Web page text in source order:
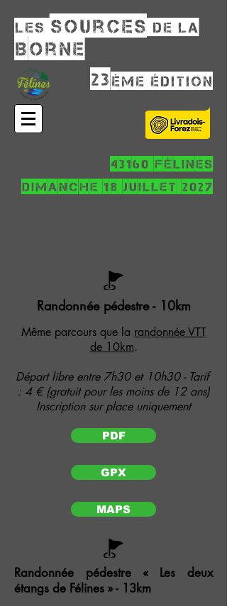
Les sources de la
Borne
23ème édition
43160 Félines
dimanche 18 juillet 2027
Randonnée pédestre - 10km
Même parcours que la randonnée VTT
de 10km.
Départ libre entre 7h30 et 10h30 - Tarif
: 4 € (gratuit pour les moins de 12 ans)
Inscription sur place uniquement
PDF
GPX
MAPS
Randonnée pédestre « Les deux
étangs de Félines » - 13km